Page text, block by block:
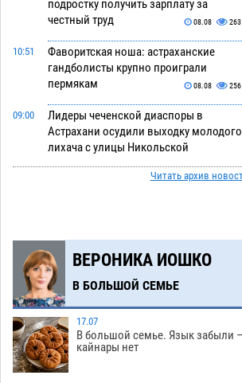
подростку получить зарплату за
честный труд
08.08 263
10:51
Фаворитская ноша: астраханские
гандболисты крупно проиграли
пермякам
08.08 256
09:00
Лидеры чеченской диаспоры в
Астрахани осудили выходку молодого
лихача с улицы Никольской
08.08 635
17:09
Астраханский котлован с мусором
угрожает плодородию Харабалинского
района
16:24
Игорь Редькин проинспектировал
коммунальную готовность
астраханского земельного массива
для льготников
Читать архив
ВЕРОНИКА ИОШКО
В БОЛЬШОЙ СЕМЬЕ
17.07
В большой семье. Язык забыли
кайнары нет